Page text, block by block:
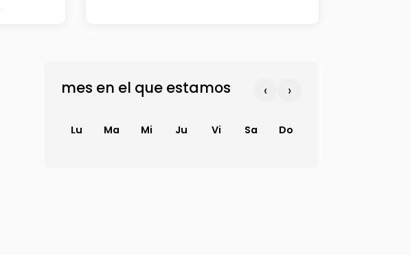
mes en el que estamos ‹ ›
Lu Ma Mi Ju Vi Sa Do